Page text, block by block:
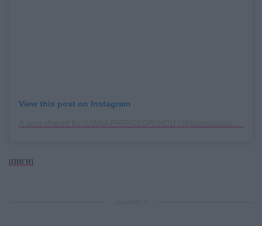
View this post on Instagram
[ΠΗΓΗ]